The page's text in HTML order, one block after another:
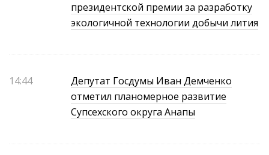
президентской премии за разработку
экологичной технологии добычи лития
14:44
Депутат Госдумы Иван Демченко
отметил планомерное развитие
Супсехского округа Анапы